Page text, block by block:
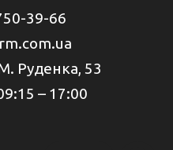
39-66
Руденка, 53
– 17:00